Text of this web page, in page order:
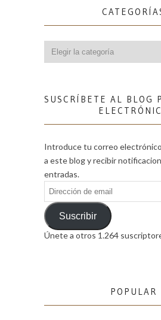
SUSCRÍBETE AL BLOG
Introduce tu correo
a este blog y recibir
entradas.
Dirección
de
emailSuscribir
Únete a otros 1.264
POPULAR